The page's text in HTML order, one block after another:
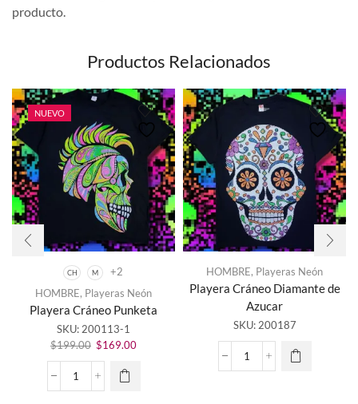
producto.
Productos Relacionados
NUEVO
CH M
+2
HOMBRE, Playeras Neón
Playera Cráneo Punketa
SKU: 200113-1
$199.00 El
precio
original
era:
$169.00El
Playera
Este
producto
tiene
múltiples
variantes.
Las
opciones
se
HOMBRE, Playeras Neón
Playera Cráneo Diamante de
Azucar
SKU: 200187
Playera